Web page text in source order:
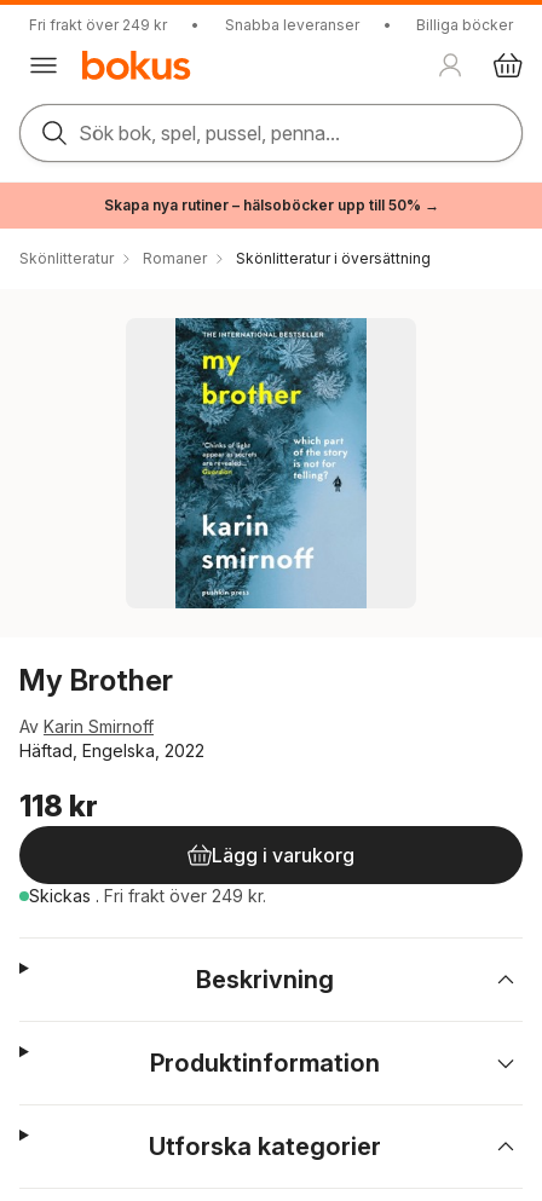
Fri frakt över 249 kr • Snabba leveranser • Billiga böcker
Sök bok, spel, pussel, penna...
Skapa nya rutiner – hälsoböcker upp till 50% →
Skönlitteratur Romaner Skönlitteratur i översättning
My Brother
Av Karin Smirnoff
Häftad, Engelska, 2022
118 kr
Lägg i varukorg
Skickas . Fri frakt över 249 kr.
Beskrivning
Produktinformation
Utforska kategorier